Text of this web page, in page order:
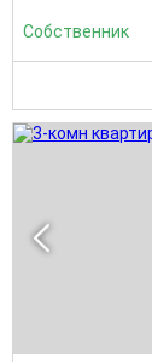
Собственник